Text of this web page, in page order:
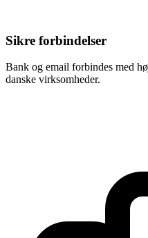
Sikre forbindelser
Bank og email forbindes med
danske virksomheder.